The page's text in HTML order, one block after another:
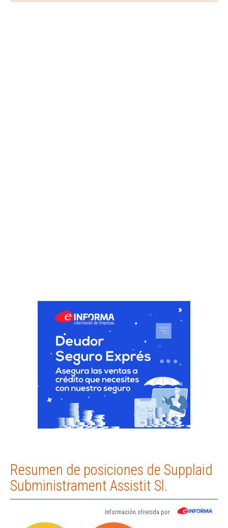
Resumen de posiciones de Supplaid
Subministrament Assistit Sl.
Información ofrecida por